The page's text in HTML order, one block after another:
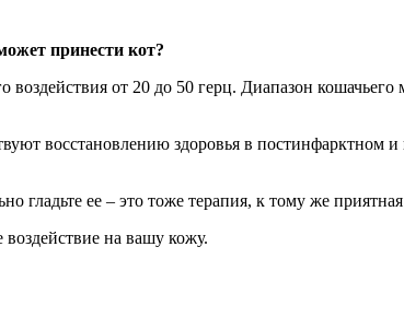
от 20 до 50 герц. Диапазон
восстановлению здоровья в постинфарктном и
гладьте ее – это тоже терапия, к тому же
на вашу кожу.